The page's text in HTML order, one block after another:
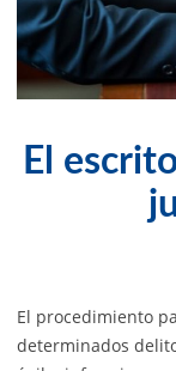
El
El procedimiento
determinados